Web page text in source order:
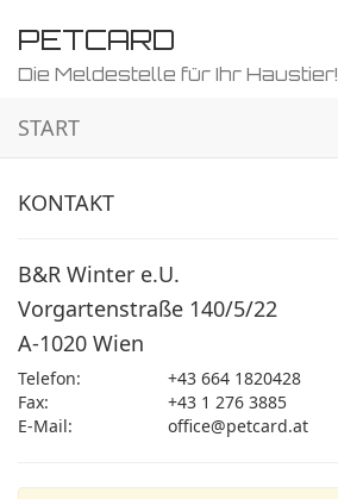
PETCARD
Die Meldestelle für Ihr Haustier!
START
KONTAKT
B&R Winter e.U.
Vorgartenstraße 140/5/22
A-1020 Wien
Telefon:
+43 664 1820428
Fax:
+43 1 276 3885
E-Mail:
office@petcard.at